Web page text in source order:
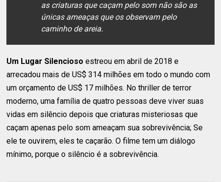
as criaturas que caçam pelo som não são as
únicas ameaças que os observam pelo
caminho de areia.
Um Lugar Silenciosoestreou em abril de 2018 e
arrecadou mais de US$ 314 milhões em todo o mundo com
um orçamento de US$ 17 milhões. No thriller de terror
moderno, uma família de quatro pessoas deve viver suas
vidas em silêncio depois que criaturas misteriosas que
caçam apenas pelo som ameaçam sua sobrevivência; Se
ele te ouvirem, eles te caçarão. O filme tem um diálogo
mínimo, porque o silêncio é a sobrevivência.